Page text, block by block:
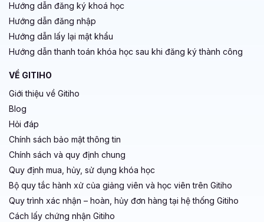
Hướng dẫn đăng ký khoá học
Hướng dẫn đăng nhập
Hướng dẫn lấy lại mật khẩu
Hướng dẫn thanh toán khóa học sau khi đăng ký thành công
VỀ GITIHO
Giới thiệu về Gitiho
Blog
Hỏi đáp
Chính sách bảo mật thông tin
Chính sách và quy định chung
Quy định mua, hủy, sử dụng khóa học
Bộ quy tắc hành xử của giảng viên và học viên trên Gitiho
Quy trình xác nhận – hoàn, hủy đơn hàng tại hệ thống Gitiho
Cách lấy chứng nhận Gitiho